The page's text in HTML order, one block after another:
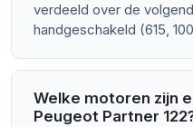
verdeeld over de
handgeschakeld (615,
Welke motoren zijn
Peugeot Partner